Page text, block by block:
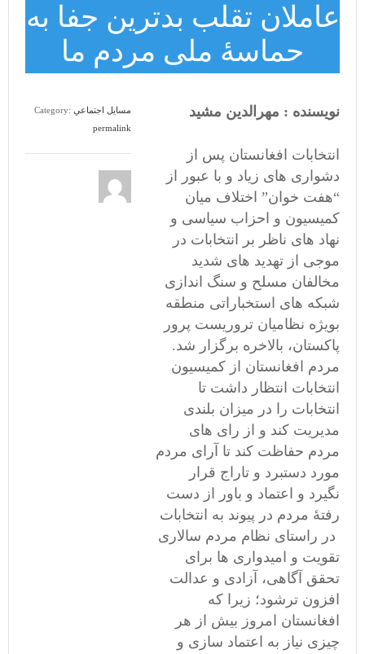
عاملان تقلب بدترین جفا به
حماسۀ ملی مردم ما
Category: مسايل اجتماعي
permalink
نویسنده : مهرالدین مشید
انتخابات افغانستان پس از
دشواری های زیاد و با عبور از
“هفت خوان” اختلاف میان
کمیسیون و احزاب سیاسی و
نهاد های ناظر بر انتخابات در
موجی از تهدید های شدید
مخالفان مسلح و سنگ اندازی
شبکه های استخباراتی منطقه
بویژه نظامیان تروریست پرور
پاکستان، بالاخره برگزار شد.
مردم افغانستان از کمیسیون
انتخابات انتظار داشت تا
انتخابات را در میزان بلندی
مدیریت کند و از رای های
مردم حفاظت کند تا آرای مردم
مورد دستبرد و تاراج قرار
نگیرد و اعتماد و باور از دست
رفتۀ مردم در پیوند به انتخابات
در راستای نظام مردم سالاری
تقویت و امیدواری ها برای
تحقق آگاهی، آزادی و عدالت
افزون ترشود؛ زیرا که
افغانستان امروز بیش از هر
چیزی نیاز به اعتماد سازی و